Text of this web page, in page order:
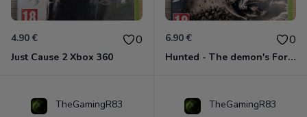
4.90 € 0
Just Cause 2 Xbox 360
6.90 € 0
Hunted - The demon's Forge Xbox 360 (Complet CIB)
TheGamingR83 TheGamingR83